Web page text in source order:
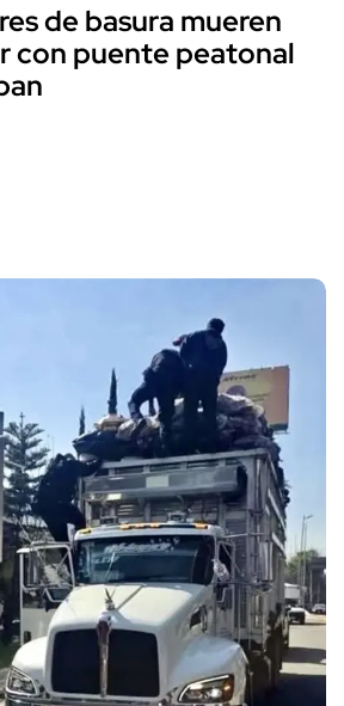
de basura mueren
con puente peatonal